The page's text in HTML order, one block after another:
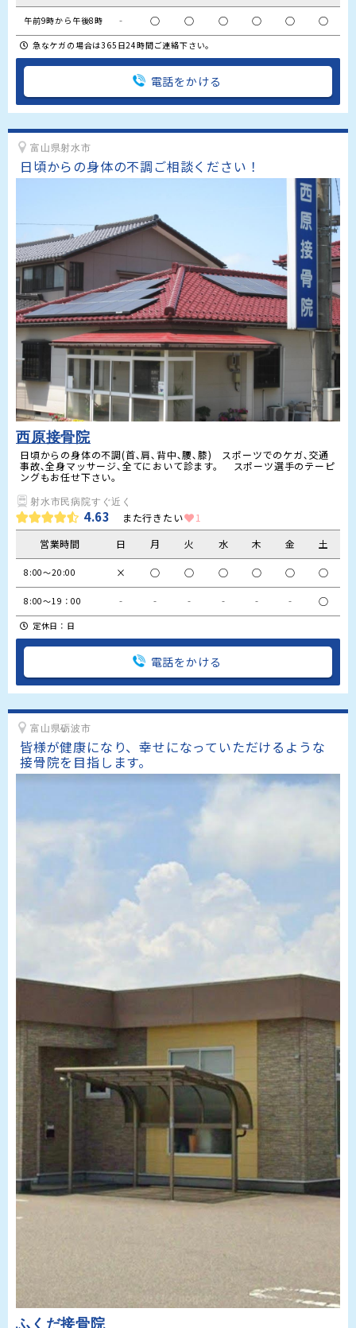
午前9時から午後8時 ‐ ○ ○ ○ ○ ○ ○
急なケガの場合は365日24時間ご連絡下さい。
電話をかける
富山県射水市
日頃からの身体の不調ご相談ください！
西原接骨院
日頃からの身体の不調(首､肩､背中､腰､膝)　スポーツでのケガ､交通
事故､全身マッサージ､全てにおいて診ます。　スポーツ選手のテーピ
ングもお任せ下さい。
射水市民病院すぐ近く
4.63 また行きたい
1
営業時間
日 月 火 水 木 金 土
8:00～20:00 × ○ ○ ○ ○ ○ ○
8:00～19：00 ‐ ‐ ‐ ‐ ‐ ‐ ○
定休日：日
電話をかける
富山県砺波市
皆様が健康になり、幸せになっていただけるような
接骨院を目指します。
ふくだ接骨院